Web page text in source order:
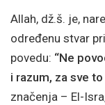
Allah, dž.š. je,
određenu stvar
povedu: “Ne
i razum, za sve
značenja – El-